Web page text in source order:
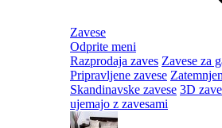
Zavese
Odprite meni
Razprodaja zaves Zavese za
Pripravljene zavese
Skandinavske zavese 3D
ujemajo z zavesami